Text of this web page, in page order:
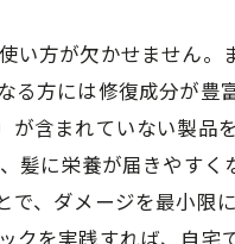
い方が欠かせません。
方には修復成分が豊
含まれていない製品
髪に栄養が届きやす
、ダメージを最小限